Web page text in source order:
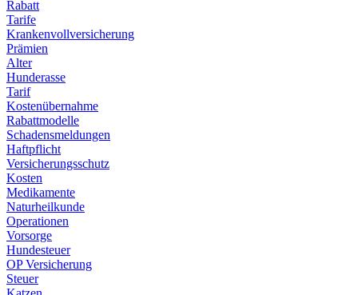
Rabatt
Tarife
Krankenvollversicherung
Prämien
Alter
Hunderasse
Tarif
Kostenübernahme
Rabattmodelle
Schadensmeldungen
Haftpflicht
Versicherungsschutz
Kosten
Medikamente
Naturheilkunde
Operationen
Vorsorge
Hundesteuer
OP Versicherung
Steuer